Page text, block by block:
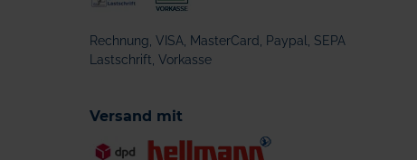
Rechnung, VISA, MasterCard, Paypal, SEPA
Lastschrift, Vorkasse
Versand mit